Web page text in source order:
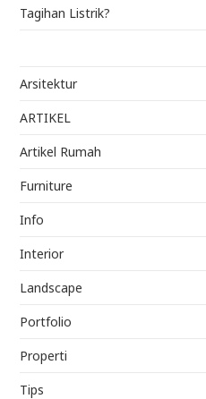
Tagihan Listrik?
Arsitektur
ARTIKEL
Artikel Rumah
Furniture
Info
Interior
Landscape
Portfolio
Properti
Tips